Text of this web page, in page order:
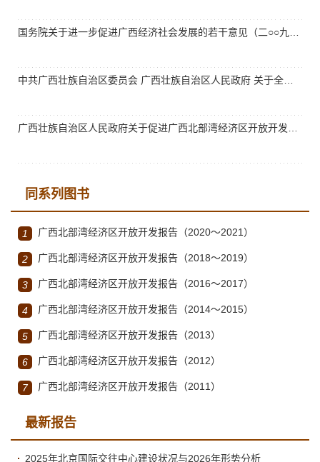
国务院关于进一步促进广西经济社会发展的若干意见（二○○九年十二月七日）
中共广西壮族自治区委员会 广西壮族自治区人民政府 关于全面实施《广西北部湾经济区发展规划》的决定（二○○八年十一月二十八日）
广西壮族自治区人民政府关于促进广西北部湾经济区开放开发的若干政策规定（二○○八年十二月二十九日）
同系列图书
1 广西北部湾经济区开放开发报告（2020～2021）
2 广西北部湾经济区开放开发报告（2018～2019）
3 广西北部湾经济区开放开发报告（2016～2017）
4 广西北部湾经济区开放开发报告（2014～2015）
5 广西北部湾经济区开放开发报告（2013）
6 广西北部湾经济区开放开发报告（2012）
7 广西北部湾经济区开放开发报告（2011）
最新报告
2025年北京国际交往中心建设状况与2026年形势分析